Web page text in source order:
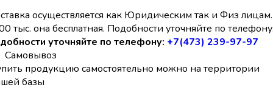
осуществляется как Юридическим так и Физ
тыс. она бесплатная. Подобности уточняйте по
уточняйте по телефону: +7(473) 239-97-97
Самовывоз
продукцию самостоятельно можно на территории
базы